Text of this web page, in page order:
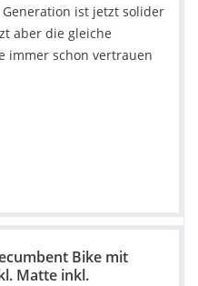
ist jetzt solider
aber die gleiche
immer schon vertrauen
Bike mit
Matte inkl.